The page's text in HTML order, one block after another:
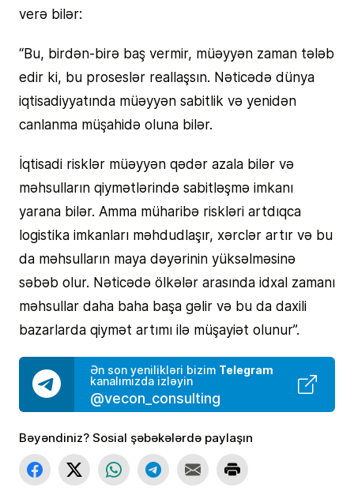
verə bilər:
“Bu, birdən-birə baş vermir, müəyyən zaman tələb
edir ki, bu proseslər reallaşsın. Nəticədə dünya
iqtisadiyyatında müəyyən sabitlik və yenidən
canlanma müşahidə oluna bilər.
İqtisadi risklər müəyyən qədər azala bilər və
məhsulların qiymətlərində sabitləşmə imkanı
yarana bilər. Amma müharibə riskləri artdıqca
logistika imkanları məhdudlaşır, xərclər artır və bu
da məhsulların maya dəyərinin yüksəlməsinə
səbəb olur. Nəticədə ölkələr arasında idxal zamanı
məhsullar daha baha başa gəlir və bu da daxili
bazarlarda qiymət artımı ilə müşayiət olunur”.
Ən son yenilikləri bizim Telegram
kanalımızda izləyin
@vecon_consulting
Bəyəndiniz? Sosial şəbəkələrdə paylaşın